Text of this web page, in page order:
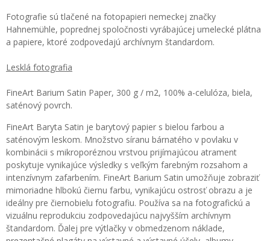
Fotografie sú tlačené na fotopapieri nemeckej značky
Hahnemühle, poprednej spoločnosti vyrábajúcej umelecké plátna
a papiere, ktoré zodpovedajú archívnym štandardom.
Lesklá fotografia
FineArt Barium Satin Paper, 300 g / m2, 100% a-celulóza, biela,
saténový povrch.
FineArt Baryta Satin je barytový papier s bielou farbou a
saténovým leskom. Množstvo síranu bárnatého v povlaku v
kombinácii s mikroporéznou vrstvou prijímajúcou atrament
poskytuje vynikajúce výsledky s veľkým farebným rozsahom a
intenzívnym zafarbením. FineArt Barium Satin umožňuje zobraziť
mimoriadne hlbokú čiernu farbu, vynikajúcu ostrosť obrazu a je
ideálny pre čiernobielu fotografiu. Používa sa na fotografickú a
vizuálnu reprodukciu zodpovedajúcu najvyšším archívnym
štandardom. Ďalej pre výtlačky v obmedzenom náklade,